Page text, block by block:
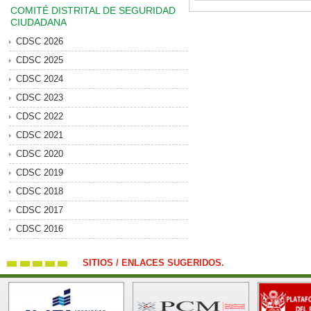
COMITÉ DISTRITAL DE SEGURIDAD
CIUDADANA
CDSC 2026
CDSC 2025
CDSC 2024
CDSC 2023
CDSC 2022
CDSC 2021
CDSC 2020
CDSC 2019
CDSC 2018
CDSC 2017
CDSC 2016
SITIOS / ENLACES SUGERIDOS.